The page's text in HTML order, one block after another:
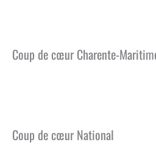
Coup de cœur Charente-
Coup de cœur National